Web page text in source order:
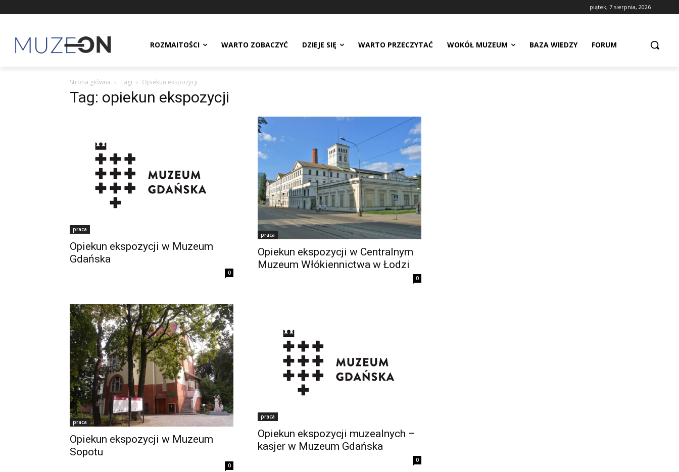
piątek, 7 sierpnia, 2026
ROZMAITOŚCI WARTO ZOBACZYĆ DZIEJE SIĘ WARTO PRZECZYTAĆ WOKÓŁ MUZEUM BAZA WIEDZY FORUM
Strona główna Tagi Opiekun ekspozycji
Tag: opiekun ekspozycji
praca
Opiekun ekspozycji w Muzeum
Gdańska
0
praca
Opiekun ekspozycji w Centralnym
Muzeum Włókiennictwa w Łodzi
0
praca
Opiekun ekspozycji w Muzeum
Sopotu
0
praca
Opiekun ekspozycji muzealnych –
kasjer w Muzeum Gdańska
0